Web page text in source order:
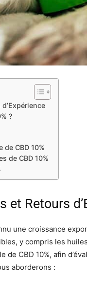
?
de CBD 10%
de CBD 10%
et Retours
une croissance
y compris les
de CBD 10%, afin
aborderons :